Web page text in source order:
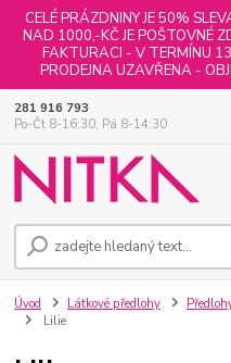
CELÉ PRÁZDNINY JE 50%
NAD 1000,-KČ JE POŠTOVNÉ
FAKTURACI - V TERMÍNU
PRODEJNA UZAVŘENA -
281 916 793
Po-Čt 8-16:30, Pá 8-14:30
Úvod Látkové předlohy
Lilie